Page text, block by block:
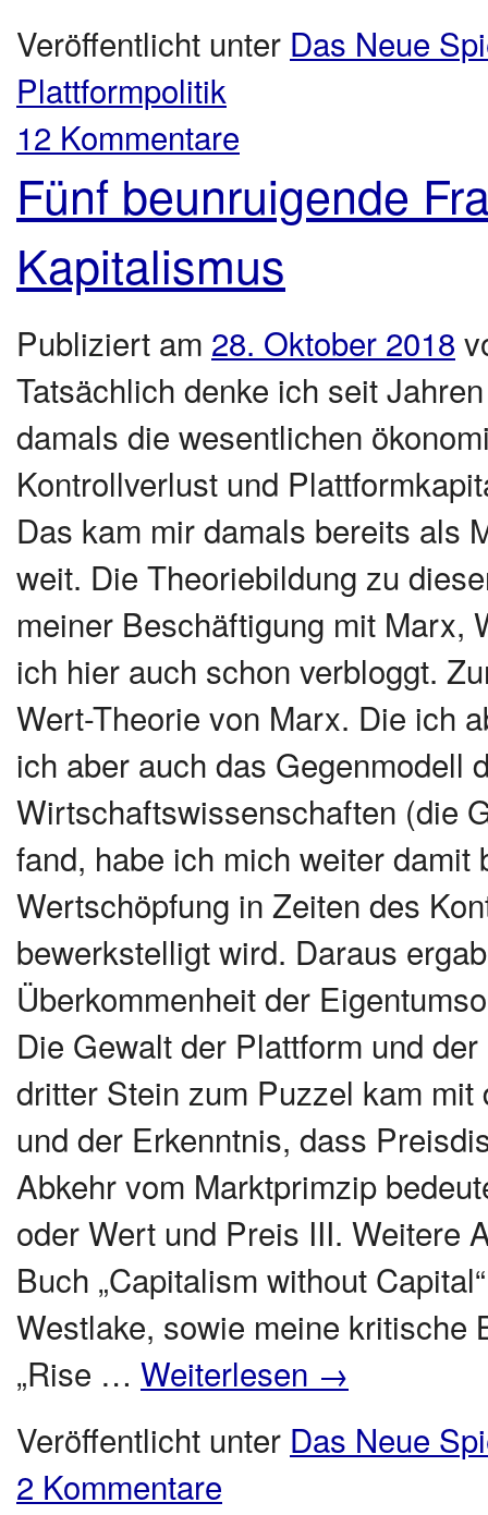
Veröffentlicht unter Das Neue
Plattformpolitik
12 Kommentare
Fünf beunruigende
Kapitalismus
Publiziert am 28. Oktober 2018
Tatsächlich denke ich seit
damals die wesentlichen
Kontrollverlust und
Das kam mir damals bereits als
weit. Die Theoriebildung zu
meiner Beschäftigung mit Marx,
ich hier auch schon verbloggt.
Wert-Theorie von Marx. Die ich
ich aber auch das Gegenmodell
Wirtschaftswissenschaften (die
fand, habe ich mich weiter
Wertschöpfung in Zeiten des
bewerkstelligt wird. Daraus
Überkommenheit der
Die Gewalt der Plattform und
dritter Stein zum Puzzel kam
und der Erkenntnis, dass
Abkehr vom Marktprimzip
oder Wert und Preis III. Weitere
Buch „Capitalism without
Westlake, sowie meine kritische
„Rise … Weiterlesen →
Veröffentlicht unter Das Neue
2 Kommentare